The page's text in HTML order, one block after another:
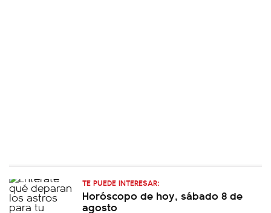
TE PUEDE INTERESAR:
Horóscopo de hoy, sábado 8 de
agosto